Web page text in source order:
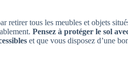
retirer tous les meubles et objets
Pensez à protéger le sol
et que vous disposez d’une